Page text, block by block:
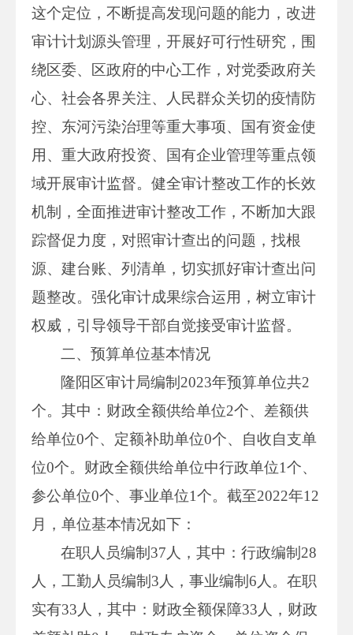
这个定位，不断提高发现问题的能力，改进
审计计划源头管理，开展好可行性研究，围
绕区委、区政府的中心工作，对党委政府关
心、社会各界关注、人民群众关切的疫情防
控、东河污染治理等重大事项、国有资金使
用、重大政府投资、国有企业管理等重点领
域开展审计监督。健全审计整改工作的长效
机制，全面推进审计整改工作，不断加大跟
踪督促力度，对照审计查出的问题，找根
源、建台账、列清单，切实抓好审计查出问
题整改。强化审计成果综合运用，树立审计
权威，引导领导干部自觉接受审计监督。
二、预算单位基本情况
隆阳区审计局编制2023年预算单位共2
个。其中：财政全额供给单位2个、差额供
给单位0个、定额补助单位0个、自收自支单
位0个。财政全额供给单位中行政单位1个、
参公单位0个、事业单位1个。截至2022年12
月，单位基本情况如下：
在职人员编制37人，其中：行政编制28
人，工勤人员编制3人，事业编制6人。在职
实有33人，其中：财政全额保障33人，财政